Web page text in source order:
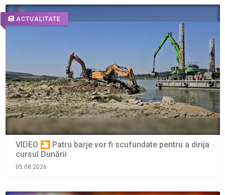
ACTUALITATE
VIDEO 🎦 Patru barje vor fi scufundate pentru a dirija
cursul Dunării
05.08.2026